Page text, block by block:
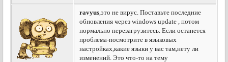
ravyus,это не вирус. Поставьте последние
обновления через windows update , потом
нормально перезагрузитесь. Если останется
проблема-посмотрите в языковых
настройках,какие языки у вас там,нету ли
изменений. Это что-то на тему